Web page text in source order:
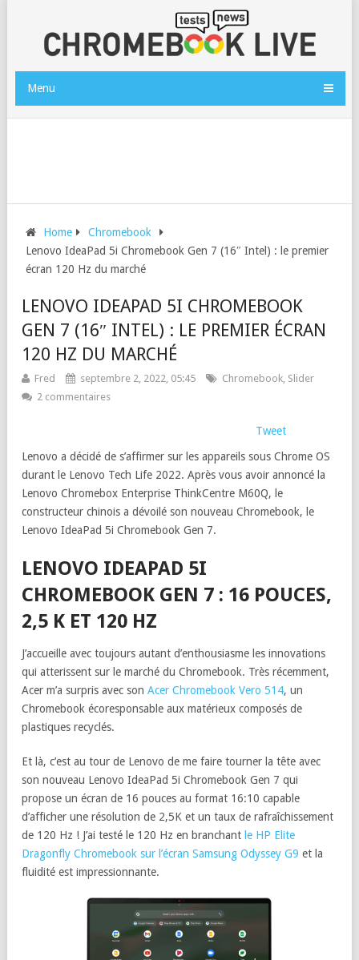
Menu
Home
Chromebook
Lenovo IdeaPad 5i Chromebook Gen 7 (16″ Intel) : le premier
écran 120 Hz du marché
LENOVO IDEAPAD 5I CHROMEBOOK
GEN 7 (16″ INTEL) : LE PREMIER ÉCRAN
120 HZ DU MARCHÉ
Fred septembre 2, 2022, 05:45 Chromebook, Slider
2 commentaires
Tweet
Lenovo a décidé de s’affirmer sur les appareils sous Chrome OS
durant le Lenovo Tech Life 2022. Après vous avoir annoncé la
Lenovo Chromebox Enterprise ThinkCentre M60Q, le
constructeur chinois a dévoilé son nouveau Chromebook, le
Lenovo IdeaPad 5i Chromebook Gen 7.
LENOVO IDEAPAD 5I
CHROMEBOOK GEN 7 : 16 POUCES,
2,5 K ET 120 HZ
J’accueille avec toujours autant d’enthousiasme les innovations
qui atterissent sur le marché du Chromebook. Très récemment,
Acer m’a surpris avec son Acer Chromebook Vero 514, un
Chromebook écoresponsable aux matérieux composés de
plastiques recyclés.
Et là, c’est au tour de Lenovo de me faire tourner la tête avec
son nouveau Lenovo IdeaPad 5i Chromebook Gen 7 qui
propose un écran de 16 pouces au format 16:10 capable
d’afficher une résolution de 2,5K et un taux de rafraîchissement
de 120 Hz ! J’ai testé le 120 Hz en branchant le HP Elite
Dragonfly Chromebook sur l’écran Samsung Odyssey G9 et la
fluidité est impressionnante.